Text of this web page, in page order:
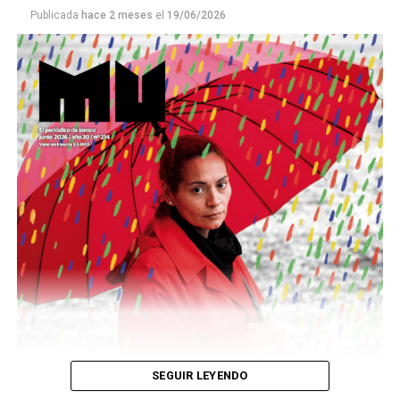
Este número 215 de MU ☝️viene con doble tapa, que
podría ser una frase:
Sin chamuyo, a remarla.
Descargar la Mu en PDF
Publicada hace 2 meses el 19/06/2026
SEGUIR LEYENDO